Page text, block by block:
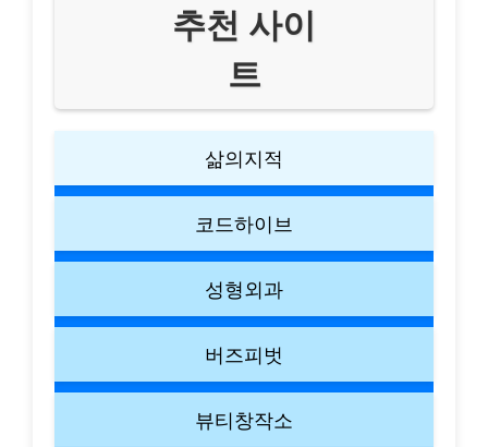
추천 사이
트
삶의지적
코드하이브
성형외과
버즈피벗
뷰티창작소